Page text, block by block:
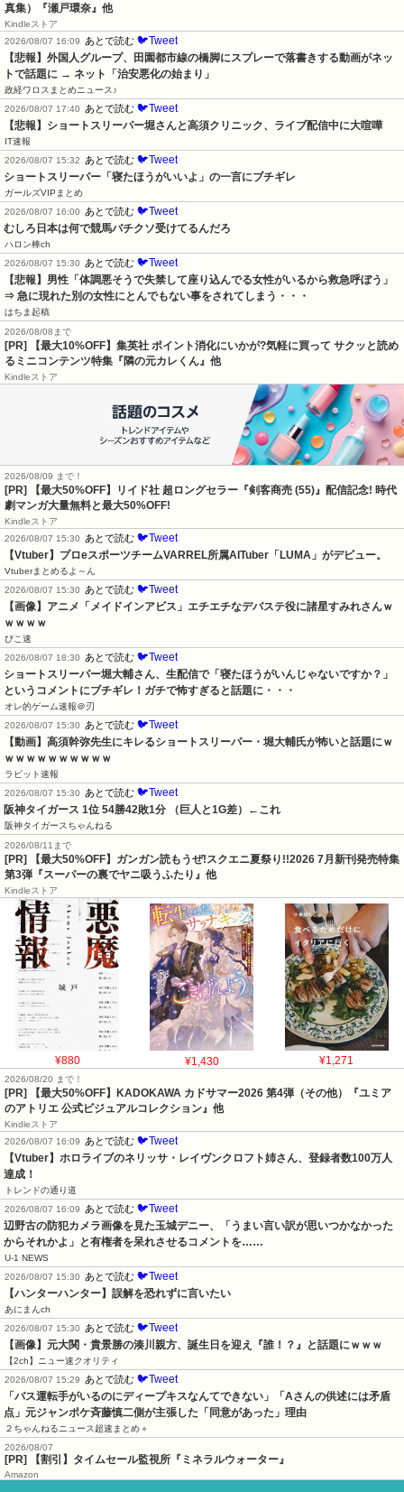
真集）『瀬戸環奈』他
Kindleストア
2026/08/07 16:09
あとで読む 🐦Tweet
【悲報】外国人グループ、田園都市線の橋脚にスプレーで落書きする動画がネッ
トで話題に → ネット「治安悪化の始まり」
政経ワロスまとめニュース♪
2026/08/07 17:40
あとで読む 🐦Tweet
【悲報】ショートスリーパー堀さんと高須クリニック、ライブ配信中に大喧嘩
IT速報
2026/08/07 15:32
あとで読む 🐦Tweet
ショートスリーパー「寝たほうがいいよ」の一言にブチギレ
ガールズVIPまとめ
2026/08/07 16:00
あとで読む 🐦Tweet
むしろ日本は何で競馬バチクソ受けてるんだろ
ハロン棒ch
2026/08/07 15:30
あとで読む 🐦Tweet
【悲報】男性「体調悪そうで失禁して座り込んでる女性がいるから救急呼ぼう」
⇒ 急に現れた別の女性にとんでもない事をされてしまう・・・
はちま起稿
2026/08/08まで
[PR] 【最大10%OFF】集英社 ポイント消化にいかが?気軽に買って サクッと読め
るミニコンテンツ特集『隣の元カレくん』他
Kindleストア
2026/08/09 まで！
[PR] 【最大50%OFF】リイド社 超ロングセラー『剣客商売 (55)』配信記念! 時代
劇マンガ大量無料と最大50%OFF!
Kindleストア
2026/08/07 15:30
あとで読む 🐦Tweet
【Vtuber】プロeスポーツチームVARREL所属AITuber「LUMA」がデビュー。
Vtuberまとめるよ～ん
2026/08/07 15:30
あとで読む 🐦Tweet
【画像】アニメ「メイドインアビス」エチエチなデバステ役に諸星すみれさんｗ
ｗｗｗｗ
ぴこ速
2026/08/07 18:30
あとで読む 🐦Tweet
ショートスリーパー堀大輔さん、生配信で「寝たほうがいんじゃないですか？」
というコメントにブチギレ！ガチで怖すぎると話題に・・・
オレ的ゲーム速報＠刃
2026/08/07 15:30
あとで読む 🐦Tweet
【動画】高須幹弥先生にキレるショートスリーパー・堀大輔氏が怖いと話題にｗ
ｗｗｗｗｗｗｗｗｗｗ
ラビット速報
2026/08/07 15:30
あとで読む 🐦Tweet
阪神タイガース 1位 54勝42敗1分 （巨人と1G差）←これ
阪神タイガースちゃんねる
2026/08/11まで
[PR] 【最大50%OFF】ガンガン読もうぜ!スクエニ夏祭り!!2026 7月新刊発売特集
第3弾『スーパーの裏でヤニ吸うふたり』他
Kindleストア
¥880 ¥1,430 ¥1,271
2026/08/20 まで！
[PR]
【最大50%OFF】KADOKAWA カドサマー2026 第4弾（その他）『ユミア
のアトリエ 公式ビジュアルコレクション』他
Kindleストア
2026/08/07 16:09
あとで読む 🐦Tweet
【Vtuber】ホロライブのネリッサ・レイヴンクロフト姉さん、登録者数100万人
達成！
トレンドの通り道
2026/08/07 16:09
あとで読む 🐦Tweet
辺野古の防犯カメラ画像を見た玉城デニー、「うまい言い訳が思いつかなかった
からそれかよ」と有権者を呆れさせるコメントを……
U-1 NEWS
2026/08/07 15:30
あとで読む 🐦Tweet
【ハンターハンター】誤解を恐れずに言いたい
あにまんch
2026/08/07 15:30
あとで読む 🐦Tweet
【画像】元大関・貴景勝の湊川親方、誕生日を迎え『誰！？』と話題にｗｗｗ
【2ch】ニュー速クオリティ
2026/08/07 15:29
あとで読む 🐦Tweet
「バス運転手がいるのにディープキスなんてできない」「Aさんの供述には矛盾
点」元ジャンポケ斉藤慎二側が主張した「同意があった」理由
２ちゃんねるニュース超速まとめ＋
2026/08/07
[PR] 【割引】タイムセール監視所『ミネラルウォーター』
Amazon